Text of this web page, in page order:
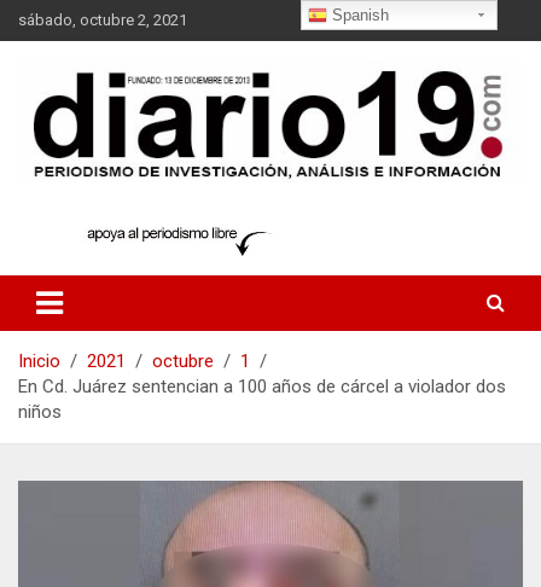
Saltar
al
sábado, octubre 2, 2021
Inicio 2021 octubre
1
En Cd. Juárez sentencian a 100 años de cárcel a violador dos
niños
Spanish